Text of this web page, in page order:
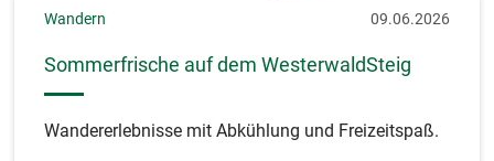
Wandern 09.06.2026
Sommerfrische auf dem WesterwaldSteig
Wandererlebnisse mit Abkühlung und Freizeitspaß.